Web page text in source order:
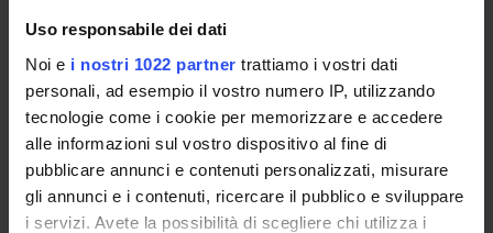
Uso responsabile dei dati
Noi e i nostri 1022 partner trattiamo i vostri dati
personali, ad esempio il vostro numero IP, utilizzando
tecnologie come i cookie per memorizzare e accedere
alle informazioni sul vostro dispositivo al fine di
pubblicare annunci e contenuti personalizzati, misurare
gli annunci e i contenuti, ricercare il pubblico e sviluppare
i servizi. Avete la possibilità di scegliere chi utilizza i
referring to the different banking activities. In deepening the
financial intermediation activities and the financial and
currency management of the typical risks of banks, the
regulatory context will be considered. Students will learn
concepts and methodologies necessary to critically assess the
dynamics of banking activities and to understand their issues
and risks. At the end of the course, students will be supposed
to autonomously evaluate the role of banks within the